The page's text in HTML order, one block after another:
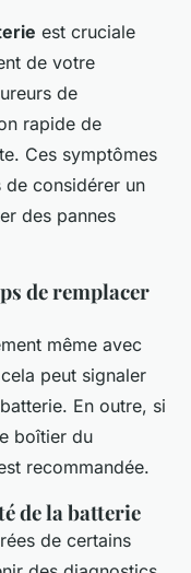
est cruciale
de votre
de
rapide de
Ces symptômes
de considérer un
des pannes
de remplacer
même avec
peut signaler
En outre, si
boîtier du
recommandée.
de la batterie
de certains